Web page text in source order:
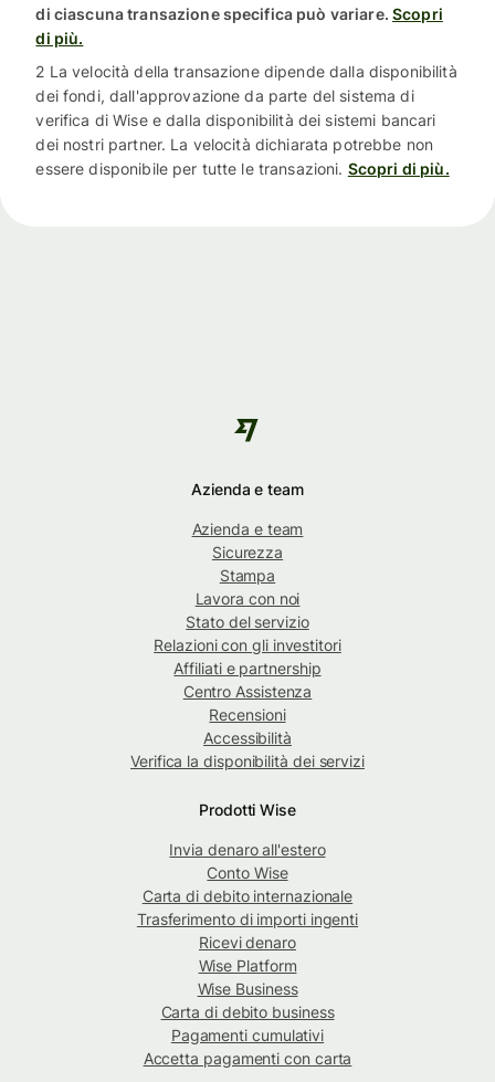
di ciascuna transazione specifica può variare. Scopri
di più.
2 La velocità della transazione dipende dalla disponibilità
dei fondi, dall'approvazione da parte del sistema di
verifica di Wise e dalla disponibilità dei sistemi bancari
dei nostri partner. La velocità dichiarata potrebbe non
essere disponibile per tutte le transazioni. Scopri di più.
Azienda e team
Azienda e team
Sicurezza
Stampa
Lavora con noi
Stato del servizio
Relazioni con gli investitori
Affiliati e partnership
Centro Assistenza
Recensioni
Accessibilità
Verifica la disponibilità dei servizi
Prodotti Wise
Invia denaro all'estero
Conto Wise
Carta di debito internazionale
Trasferimento di importi ingenti
Ricevi denaro
Wise Platform
Wise Business
Carta di debito business
Pagamenti cumulativi
Accetta pagamenti con carta